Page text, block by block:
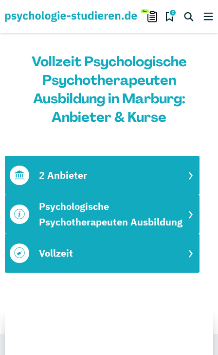
0
Vollzeit Psychologische
Psychotherapeuten
Ausbildung in Marburg:
Anbieter & Kurse
Vollzeit
Psychologische
Psychotherapeuten Ausbildung
2 Anbieter